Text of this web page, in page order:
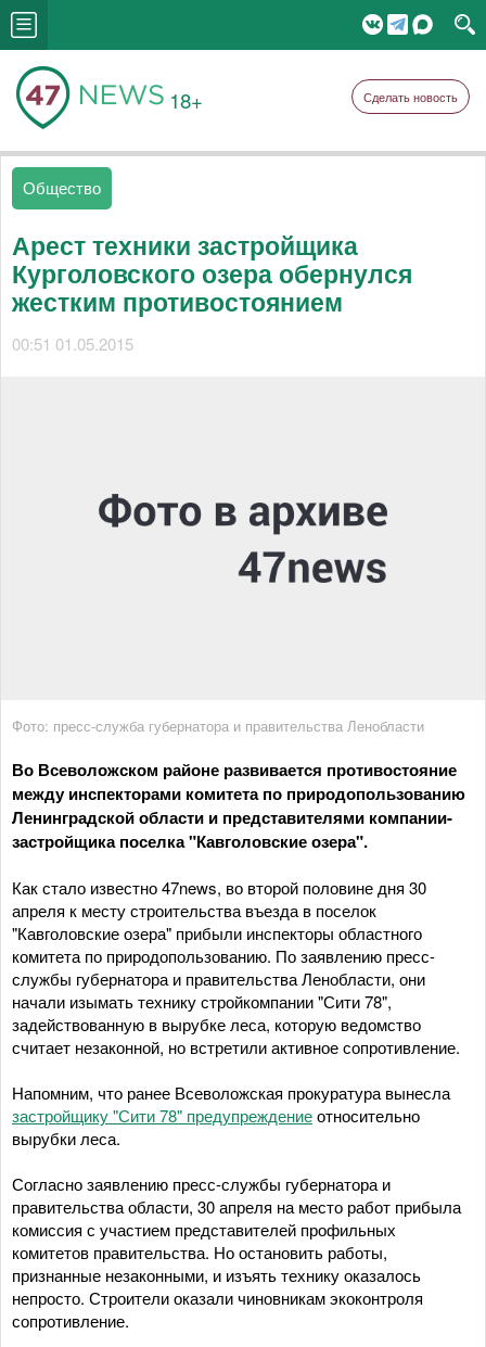
18+ Сделать новость
Общество
Арест техники застройщика
Курголовского озера обернулся
жестким противостоянием
00:51 01.05.2015
Фото: пресс-служба губернатора и правительства Ленобласти
Во Всеволожском районе развивается противостояние
между инспекторами комитета по природопользованию
Ленинградской области и представителями компании-
застройщика поселка "Кавголовские озера".
Как стало известно 47news, во второй половине дня 30
апреля к месту строительства въезда в поселок
"Кавголовские озера" прибыли инспекторы областного
комитета по природопользованию. По заявлению пресс-
службы губернатора и правительства Ленобласти, они
начали изымать технику стройкомпании "Сити 78",
задействованную в вырубке леса, которую ведомство
считает незаконной, но встретили активное сопротивление.
Напомним, что ранее Всеволожская прокуратура вынесла
застройщику "Сити 78" предупреждениеотносительно
вырубки леса.
Согласно заявлению пресс-службы губернатора и
правительства области, 30 апреля на место работ прибыла
комиссия с участием представителей профильных
комитетов правительства. Но остановить работы,
признанные незаконными, и изъять технику оказалось
непросто. Строители оказали чиновникам экоконтроля
сопротивление.